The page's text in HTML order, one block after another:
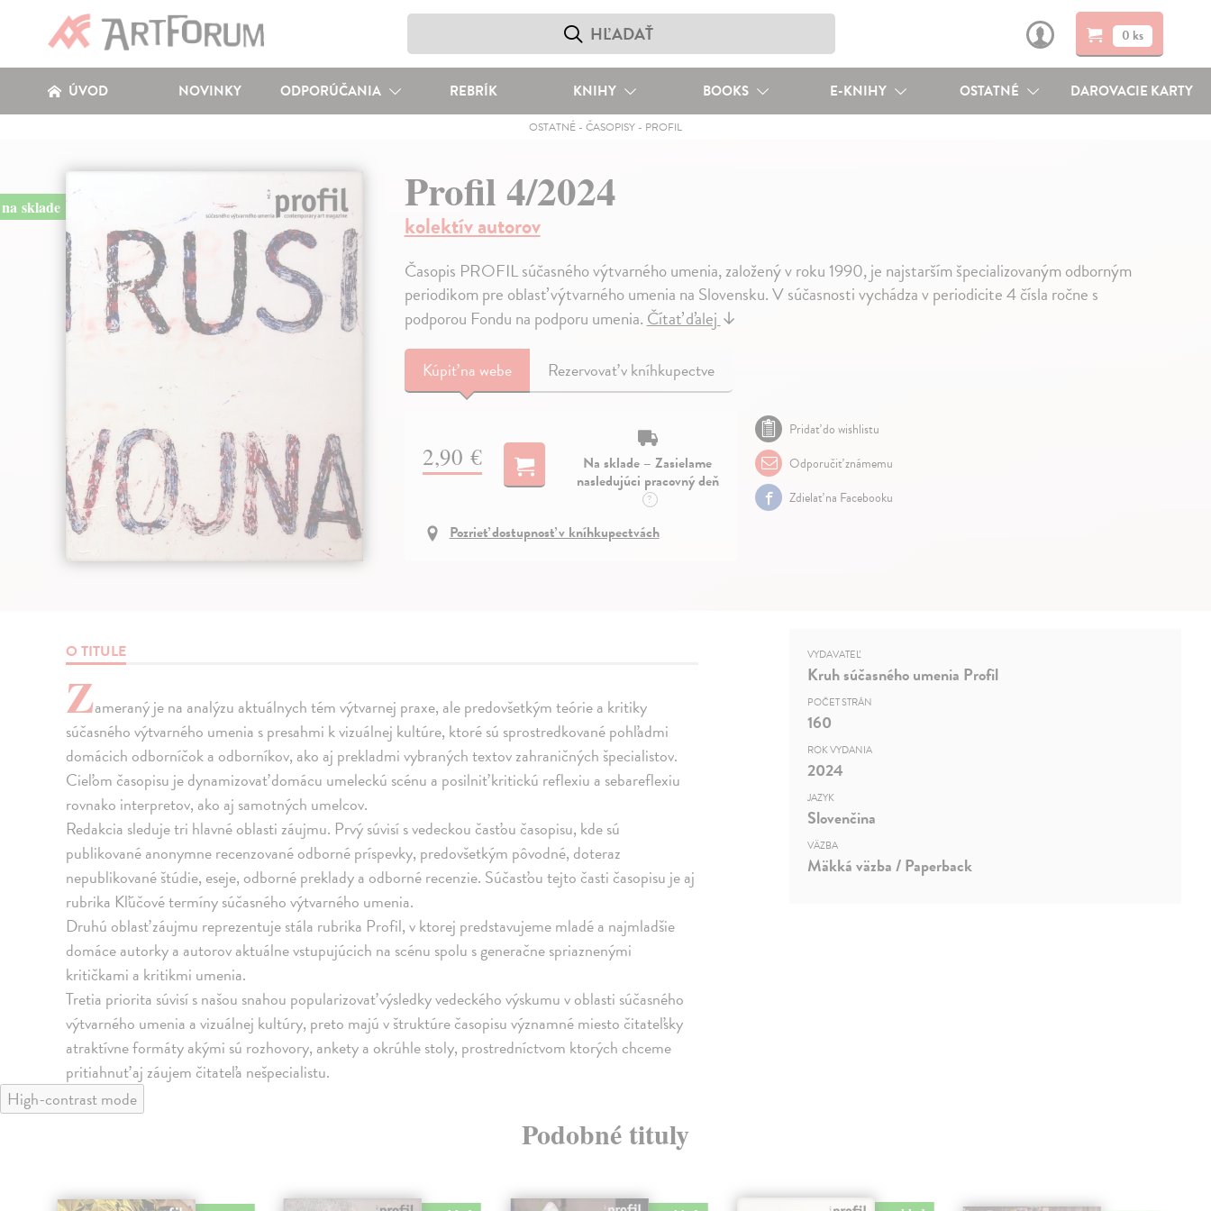
0 ks
ÚVOD NOVINKY ODPORÚČANIA REBRÍK KNIHY BOOKS E-KNIHY OSTATNÉ DAROVACIE KARTY
OSTATNÉ- ČASOPISY- PROFIL
na sklade Profil 4/2024
kolektív autorov
Časopis PROFIL súčasného výtvarného umenia, založený v roku 1990, je najstarším špecializovaným odborným
periodikom pre oblasť výtvarného umenia na Slovensku. V súčasnosti vychádza v periodicite 4 čísla ročne s
podporou Fondu na podporu umenia.Čítať ďalej↓
Kúpiťna webe Rezervovať v kníhkupectve
2,90 €
Na sklade – Zasielame
nasledujúci pracovný deň
?
Pozrieť dostupnosť v kníhkupectvách
Pridať do wishlistu
Odporučiť známemu
Zdielať na Facebooku
O TITULE
Zameraný je na analýzu aktuálnych tém výtvarnej praxe, ale predovšetkým teórie a kritiky
súčasného výtvarného umenia s presahmi k vizuálnej kultúre, ktoré sú sprostredkované pohľadmi
domácich odborníčok a odborníkov, ako aj prekladmi vybraných textov zahraničných špecialistov.
Cieľom časopisu je dynamizovať domácu umeleckú scénu a posilniť kritickú reflexiu a sebareflexiu
rovnako interpretov, ako aj samotných umelcov.
Redakcia sleduje tri hlavné oblasti záujmu. Prvý súvisí s vedeckou časťou časopisu, kde sú
publikované anonymne recenzované odborné príspevky, predovšetkým pôvodné, doteraz
nepublikované štúdie, eseje, odborné preklady a odborné recenzie. Súčasťou tejto časti časopisu je aj
rubrika Kľúčové termíny súčasného výtvarného umenia.
Druhú oblasť záujmu reprezentuje stála rubrika Profil, v ktorej predstavujeme mladé a najmladšie
domáce autorky a autorov aktuálne vstupujúcich na scénu spolu s generačne spriaznenými
kritičkami a kritikmi umenia.
Tretia priorita súvisí s našou snahou popularizovať výsledky vedeckého výskumu v oblasti súčasného
výtvarného umenia a vizuálnej kultúry, preto majú v štruktúre časopisu významné miesto čitateľsky
atraktívne formáty akými sú rozhovory, ankety a okrúhle stoly, prostredníctvom ktorých chceme
pritiahnuť aj záujem čitateľa nešpecialistu.
VYDAVATEĽ
Kruh súčasného umenia Profil
POČET STRÁN
160
ROK VYDANIA
2024
JAZYK
Slovenčina
VÄZBA
Mäkká väzba / Paperback
High-contrast mode
Podobné tituly